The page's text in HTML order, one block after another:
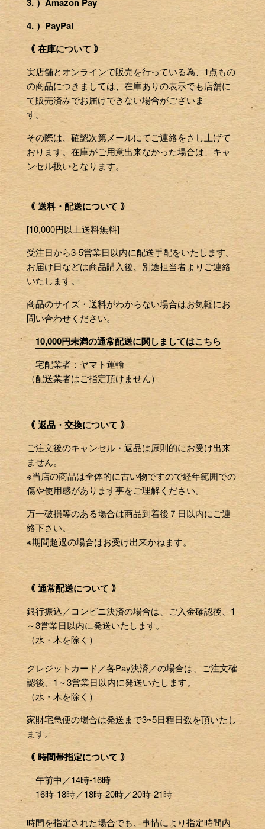
4. ）PayPal
｟ 在庫について ｠
実店舗とオンラインで販売を行っている為、1点もの
の商品につきましては、在庫ありの表示でも店舗に
て販売済みでお届けできない場合がございま
す。
その際は、確認次第メールにてご連絡をさし上げて
おります。在庫がご用意出来なかった場合は、キャ
ンセル扱いとなります。
｟ 送料・配送について ｠
[10,000円以上送料無料]
受注日から3-5営業日以内に配送手配をいたします。
お届け日などは商品購入後、別途担当者よりご連絡
いたします。
商品のサイズ・送料がわからない場合はお気軽にお
問い合わせください。
10,000円未満の通常配送に関しましてはこちら
宅配業者：ヤマト運輸
（配送業者はご指定頂けません）
｟ 返品・交換について ｠
ご注文後のキャンセル・返品は原則的にお受け出来
ません。
※当店の商品は全体的に古い物ですので経年範囲での
傷や使用感があります事をご理解ください。
万一破損等のある場合は商品到着後７日以内にご連
絡下さい。
※期間超過の場合はお受け出来かねます。
｟ 通常配送について ｠
銀行振込／コンビニ決済の場合は、ご入金確認後、1
～3営業日以内に発送いたします。
（水・木を除く）
クレジットカード／各Pay決済／の場合は、ご注文確
認後、1～3営業日以内に発送いたします。
（水・木を除く）
家財宅急便の場合は発送まで3~5日程日数を頂いたし
ます。
｟ 時間帯指定について ｠
午前中／14時-16時
16時-18時／18時-20時／20時-21時
時間を指定された場合でも、事情により指定時間内